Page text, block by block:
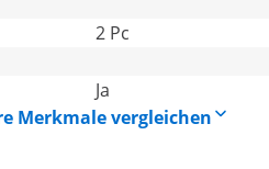
2 Pc
Ja
Merkmale vergleichen